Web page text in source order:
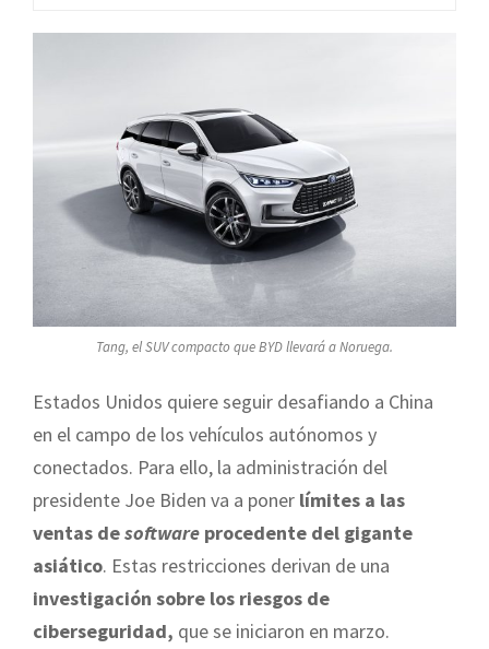
Tang, el SUV compacto que BYD llevará a Noruega.
Estados Unidos quiere seguir desafiando a China
en el campo de los vehículos autónomos y
conectados. Para ello, la administración del
presidente Joe Biden va a poner límites a las
ventas desoftware procedente del gigante
asiático. Estas restricciones derivan de una
investigación sobre los riesgos de
ciberseguridad, que se iniciaron en marzo.